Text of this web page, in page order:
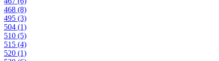
468 (8)
495 (3)
504 (1)
510 (5)
515 (4)
520 (1)